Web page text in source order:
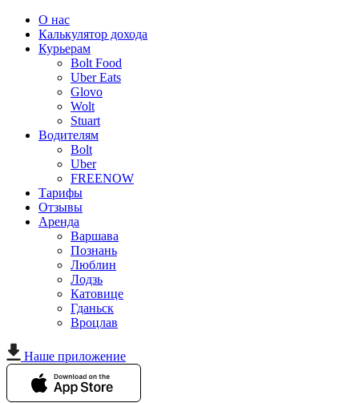
О нас
Калькулятор дохода
Курьерам
Bolt Food
Uber Eats
Glovo
Wolt
Stuart
Водителям
Bolt
Uber
FREENOW
Тарифы
Отзывы
Аренда
Варшава
Познань
Люблин
Лодзь
Катовице
Гданьск
Вроцлав
Наше приложение